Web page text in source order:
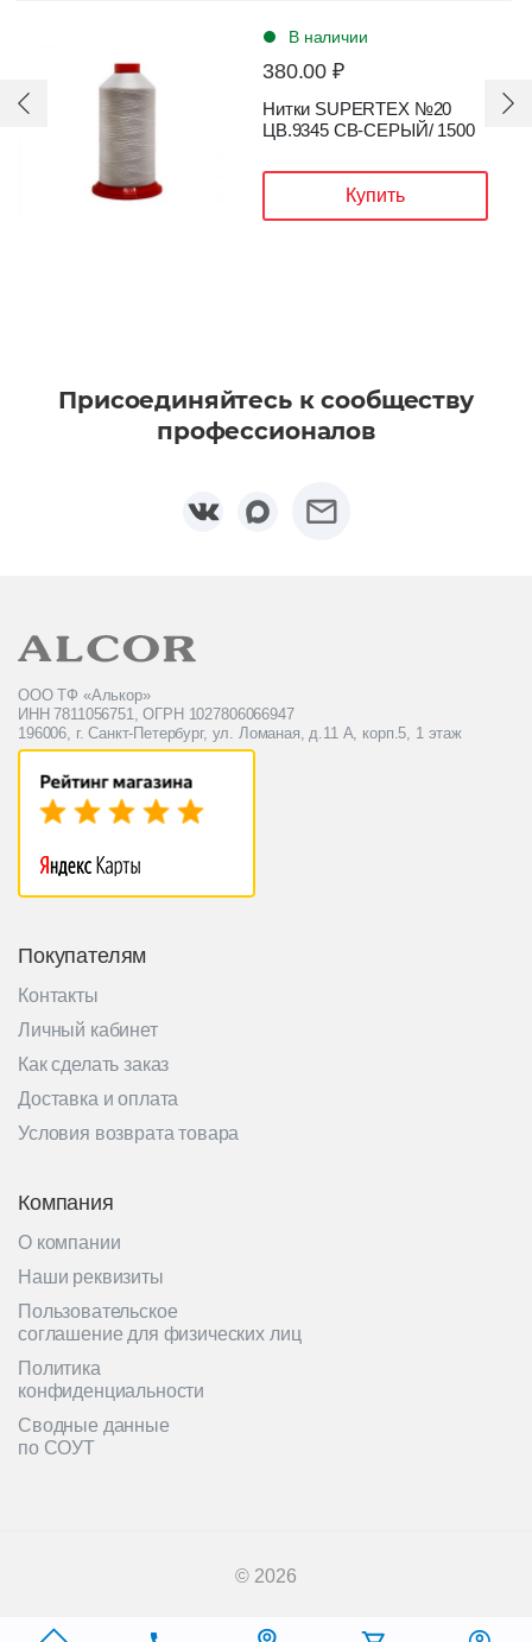
В наличии
380.00 ₽
Нитки SUPERTEX №20
ЦВ.9345 CВ-СЕРЫЙ/ 1500
Купить
Присоединяйтесь к сообществу
профессионалов
ООО ТФ «Алькор»
ИНН 7811056751, ОГРН 1027806066947
196006, г. Санкт-Петербург, ул. Ломаная, д.11 А, корп.5, 1 этаж
Покупателям
Контакты
Личный кабинет
Как сделать заказ
Доставка и оплата
Условия возврата товара
Компания
О компании
Наши реквизиты
Пользовательское
соглашение для физических лиц
Политика
конфиденциальности
Сводные данные
по СОУТ
© 2026